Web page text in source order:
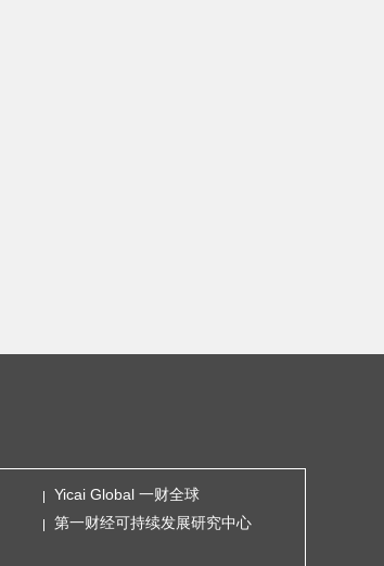
Yicai Global 一财全球
第一财经可持续发展研究中心